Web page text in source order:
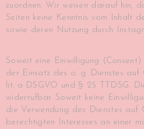
zuordnen. Wir weisen darauf hin,
Seiten keine Kenntnis vom Inhalt
sowie deren Nutzung durch
Soweit eine Einwilligung
der Einsatz des o. g. Dienstes auf
lit. a DSGVO und § 25 TTDSG.
widerrufbar. Soweit keine
die Verwendung des Dienstes auf
berechtigten Interesses an einer